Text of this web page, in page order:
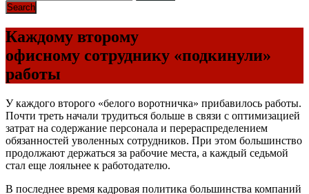
Каждому второму
офисному сотруднику «подкинули»
работы
У каждого второго «белого воротничка» прибавилось работы.
Почти треть начали трудиться больше в связи с оптимизацией
затрат на содержание персонала и перераспределением
обязанностей уволенных сотрудников. При этом большинство
продолжают держаться за рабочие места, а каждый седьмой
стал еще лояльнее к работодателю.
В последнее время кадровая политика большинства компаний